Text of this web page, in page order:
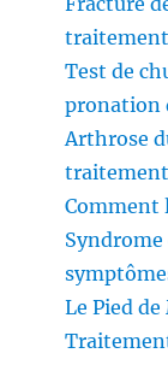
traitement
Test de
pronation
Arthrose
Comment
Syndrome
Le Pied